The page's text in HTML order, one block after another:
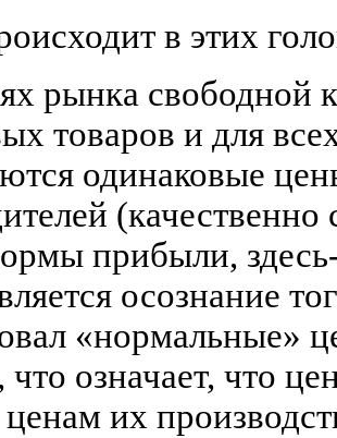
в этих
рынка свободной
товаров и для
одинаковые
прибыли,
осознание
«нормальные»
означает, что
их